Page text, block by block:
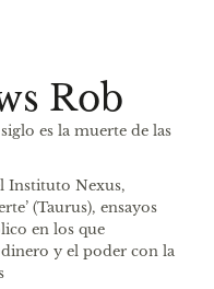
Rob
es la muerte de las
Instituto Nexus,
(Taurus), ensayos
en los que
dinero y el poder con la